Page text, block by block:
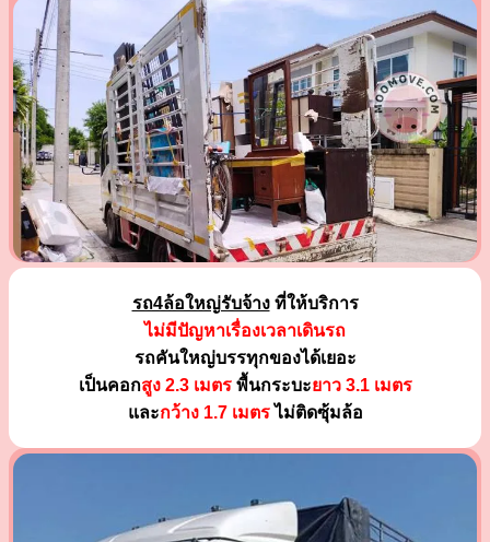
รถ4ล้อใหญ่รับจ้างที่ให้บริการ
ไม่มีปัญหาเรื่องเวลาเดินรถ
รถคันใหญ่บรรทุกของได้เยอะ
เป็นคอกสูง 2.3 เมตรพื้นกระบะยาว 3.1 เมตร
และกว้าง 1.7 เมตรไม่ติดซุ้มล้อ